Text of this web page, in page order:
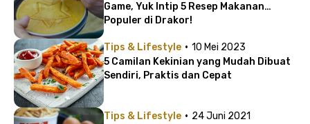
Game, Yuk Intip 5 Resep Makanan
Populer di Drakor!
Tips & Lifestyle · 10 Mei 2023
5 Camilan Kekinian yang Mudah Dibuat
Sendiri, Praktis dan Cepat
Tips & Lifestyle · 24 Juni 2021